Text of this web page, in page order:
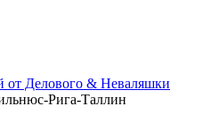
от Делового & Неваляшки
Рига-Таллин